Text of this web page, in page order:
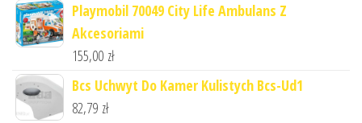
Playmobil 70049 City Life Ambulans Z
Akcesoriami
155,00 zł
Bcs Uchwyt Do Kamer Kulistych Bcs-Ud1
82,79 zł